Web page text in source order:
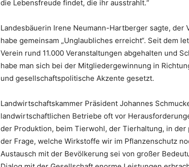
die Lebensfreude findet, die ihr ausstrahlt.“
Landesbäuerin Irene Neumann-Hartberger sagte, der
habe gemeinsam „Unglaubliches erreicht“. Seit dem
Verein rund 11.000 Veranstaltungen abgehalten und
habe man sich bei der Mitgliedergewinnung in
und gesellschaftspolitische Akzente gesetzt.
Landwirtschaftskammer Präsident Johannes
landwirtschaftlichen Betriebe oft vor
der Produktion, beim Tierwohl, der Tierhaltung, in
der Frage, welche Wirkstoffe wir im Pflanzenschutz
Austausch mit der Bevölkerung sei von großer